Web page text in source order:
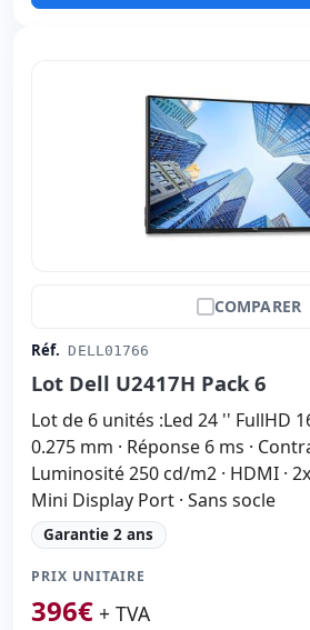
COMPARER
Réf. DELL01766
Lot Dell U2417H Pack 6
Lot de 6 unités :Led 24 '' FullHD
0.275 mm · Réponse 6 ms ·
Luminosité 250 cd/m2 · HDMI ·
Mini Display Port · Sans socle
Garantie 2 ans
PRIX UNITAIRE
396€ + TVA